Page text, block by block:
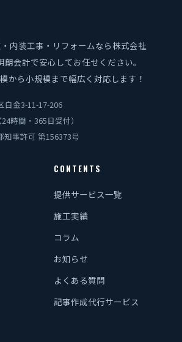
内装工事・リフォームなら株式会社
朗会計で安心してお任せください。
から小規模まで幅広く対応します！
白金3-11-17-206
（24時間・365日受付）
事許可 第156373号
CONTENTS
提供サービス一覧
施工実績
コラム
お知らせ
よくある質問
記事作成代行サービス